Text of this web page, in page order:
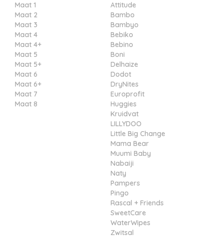
Maat 1
Maat 2
Maat 3
Maat 4
Maat 4+
Maat 5
Maat 5+
Maat 6
Maat 6+
Maat 7
Maat 8
Attitude
Bambo
Bambyo
Bebiko
Bebino
Boni
Delhaize
Dodot
DryNites
Europrofit
Huggies
Kruidvat
LILLYDOO
Little Big Change
Mama Bear
Muumi Baby
Nabaiji
Naty
Pampers
Pingo
Rascal + Friends
SweetCare
WaterWipes
Zwitsal